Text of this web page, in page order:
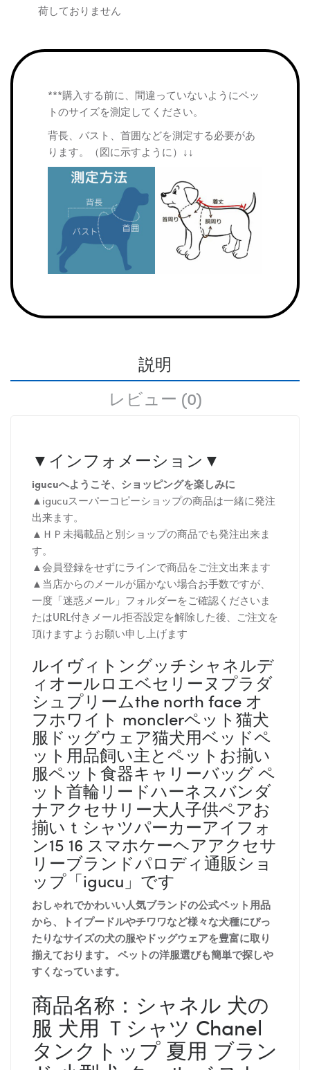
荷しておりません
***購入する前に、間違っていないようにペッ
トのサイズを測定してください。
背長、バスト、首囲などを測定する必要があ
ります。（図に示すように）↓↓
説明
レビュー (0)
▼インフォメーション▼
igucuへようこそ、ショッピングを楽しみに
▲igucuスーパーコピーショップの商品は一緒に発注
出来ます。
▲ＨＰ未掲載品と別ショップの商品でも発注出来ま
す。
▲会員登録をせずにラインで商品をご注文出来ます
▲当店からのメールが届かない場合お手数ですが、
一度「迷惑メール」フォルダーをご確認くださいま
たはURL付きメール拒否設定を解除した後、ご注文を
頂けますようお願い申し上げます
ルイヴィトングッチシャネルデ
ィオールロエベセリーヌプラダ
シュプリームthe north face オ
フホワイト monclerペット猫犬
服ドッグウェア猫犬用ベッドペ
ット用品飼い主とペットお揃い
服ペット食器キャリーバッグ ペ
ット首輪リードハーネスバンダ
ナアクセサリー大人子供ペアお
揃いｔシャツパーカーアイフォ
ン15 16 スマホケーヘアアクセサ
リーブランドパロディ通販ショ
ップ「igucu」です
おしゃれでかわいい人気ブランドの公式ペット用品
から、トイプードルやチワワなど様々な犬種にぴっ
たりなサイズの犬の服やドッグウェアを豊富に取り
揃えております。 ペットの洋服選びも簡単で探しや
すくなっています。
商品名称：シャネル 犬の
服 犬用 Ｔシャツ Chanel
タンクトップ 夏用 ブラン